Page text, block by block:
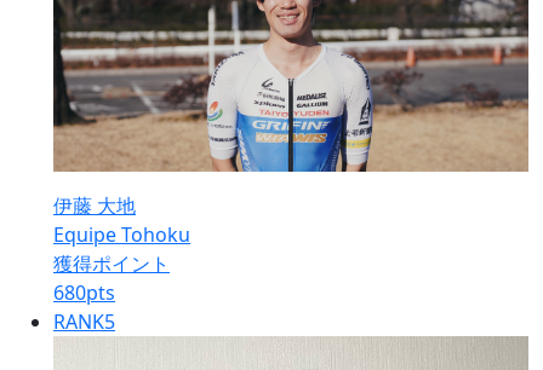
伊藤 大地
Equipe Tohoku
獲得ポイント
680pts
RANK5